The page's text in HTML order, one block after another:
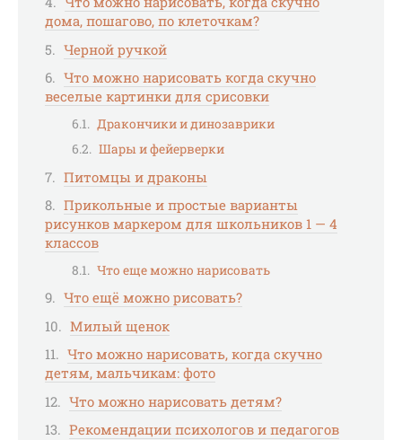
дома, пошагово, по клеточкам?
Черной ручкой
Что можно нарисовать когда скучно
веселые картинки для срисовки
Дракончики и динозаврики
Шары и фейерверки
Питомцы и драконы
Прикольные и простые варианты
рисунков маркером для школьников 1 — 4
классов
Что еще можно нарисовать
Что ещё можно рисовать?
Милый щенок
Что можно нарисовать, когда скучно
детям, мальчикам: фото
Что можно нарисовать детям?
Рекомендации психологов и педагогов